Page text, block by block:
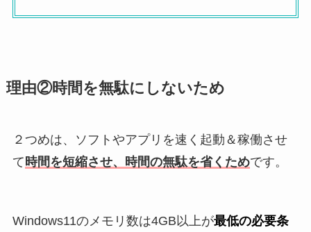
理由②時間を無駄にしないため
２つめは、ソフトやアプリを速く起動＆稼働させ
て 時間を短縮させ、時間の無駄を省くためです。
Windows11のメモリ数は4GB以上が最低の必要条